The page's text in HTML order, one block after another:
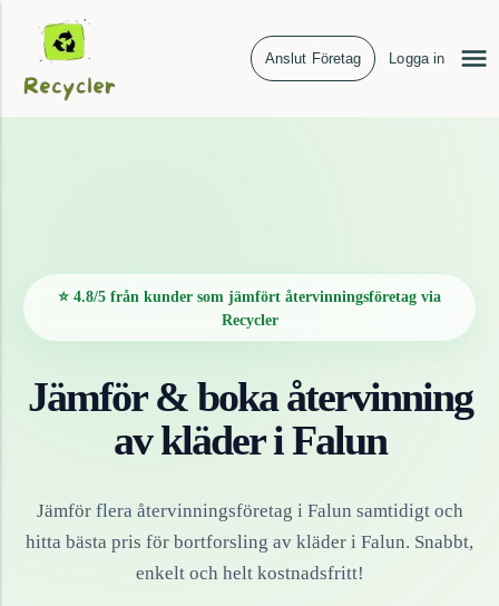
Anslut Företag Logga in
⭐ 4.8/5 från kunder som jämfört återvinningsföretag via
Recycler
Jämför & boka återvinning
avkläderiFalun
Jämför flera återvinningsföretag i Falun samtidigt och
hitta bästa pris för bortforsling av kläder i Falun. Snabbt,
enkelt och helt kostnadsfritt!